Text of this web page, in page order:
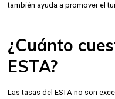
también ayuda a promover el
¿Cuánto
ESTA?
Las tasas del ESTA no son